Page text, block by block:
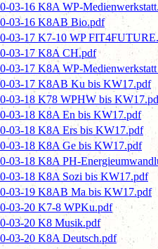
03-16 K8A WP-
03-16 K8AB Bio.pdf
03-17 K7-10 WP
03-17 K8A CH.pdf
03-17 K8A WP-
03-17 K8AB Ku bis KW17.pdf
03-18 K78 WPHW bis
03-18 K8A En bis KW17.pdf
03-18 K8A Ers bis KW17.pdf
03-18 K8A Ge bis KW17.pdf
03-18 K8A PH-
03-18 K8A Sozi bis KW17.pdf
03-19 K8AB Ma bis KW17.pdf
03-20 K7-8 WPKu.pdf
03-20 K8 Musik.pdf
03-20 K8A Deutsch.pdf